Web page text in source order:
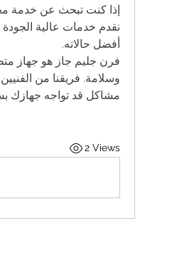
إذا كنت تبحث عن خدمة
أفضل حالاته.
مشاكل قد تواجه جهازك
2 Views